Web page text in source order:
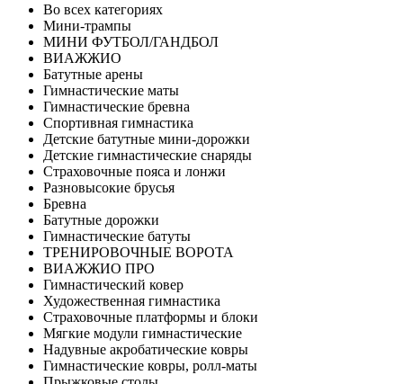
Во всех категориях
Мини-трампы
МИНИ ФУТБОЛ/ГАНДБОЛ
ВИАЖЖИО
Батутные арены
Гимнастические маты
Гимнастические бревна
Спортивная гимнастика
Детские батутные мини-дорожки
Детские гимнастические снаряды
Страховочные пояса и лонжи
Разновысокие брусья
Бревна
Батутные дорожки
Гимнастические батуты
ТРЕНИРОВОЧНЫЕ ВОРОТА
ВИАЖЖИО ПРО
Гимнастический ковер
Художественная гимнастика
Страховочные платформы и блоки
Мягкие модули гимнастические
Надувные акробатические ковры
Гимнастические ковры, ролл-маты